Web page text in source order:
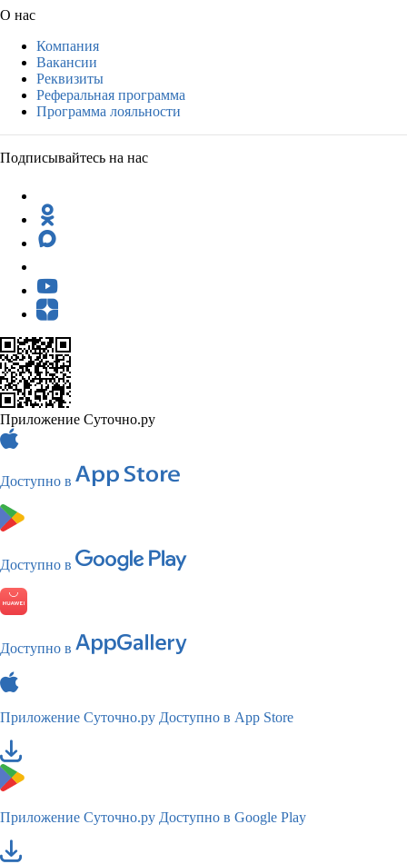
О нас
Компания
Вакансии
Реквизиты
Реферальная программа
Программа лояльности
Подписывайтесь на нас
Приложение Суточно.ру
Доступно в
Доступно в
Доступно в
Приложение Суточно.ру Доступно в App Store
Приложение Суточно.ру Доступно в Google Play